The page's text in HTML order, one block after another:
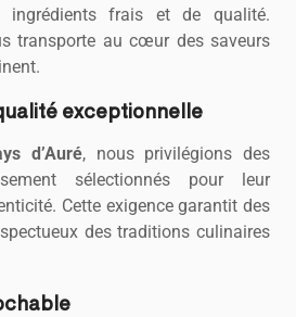
ingrédients frais et de qualité.
transporte au cœur des saveurs
exceptionnelle
d’Auré, nous privilégions des
sélectionnés pour leur
Cette exigence garantit des
des traditions culinaires